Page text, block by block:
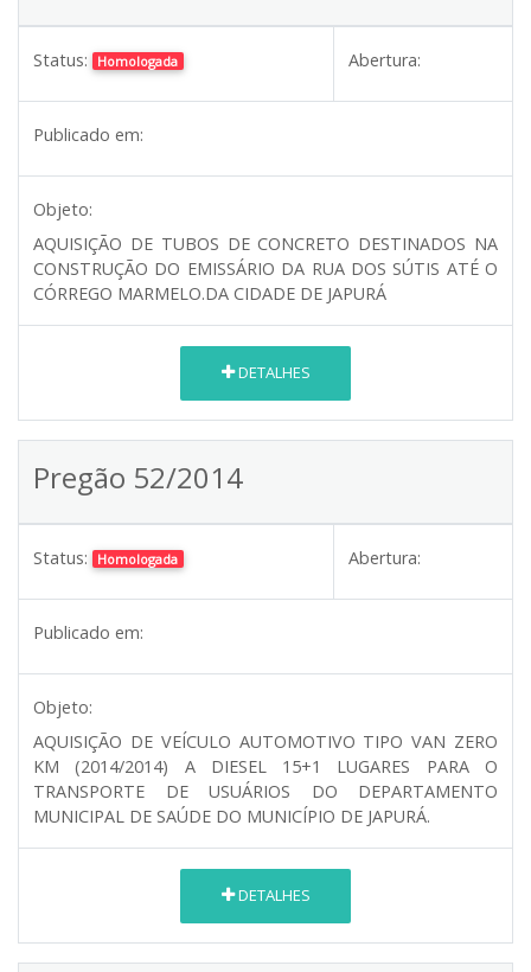
Status: Homologada Abertura:
Publicado em:
Objeto:
AQUISIÇÃO DE TUBOS DE CONCRETO DESTINADOS NA
CONSTRUÇÃO DO EMISSÁRIO DA RUA DOS SÚTIS ATÉ O
CÓRREGO MARMELO.DA CIDADE DE JAPURÁ
DETALHES
Pregão 52/2014
Status: Homologada Abertura:
Publicado em:
Objeto:
AQUISIÇÃO DE VEÍCULO AUTOMOTIVO TIPO VAN ZERO
KM (2014/2014) A DIESEL 15+1 LUGARES PARA O
TRANSPORTE DE USUÁRIOS DO DEPARTAMENTO
MUNICIPAL DE SAÚDE DO MUNICÍPIO DE JAPURÁ.
DETALHES